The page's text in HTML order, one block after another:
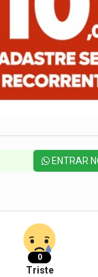
ENTRAR
0
Triste